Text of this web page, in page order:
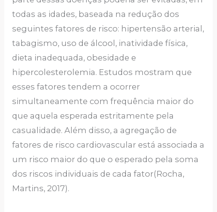
todas as idades, baseada na redução dos
seguintes fatores de risco: hipertensão arterial,
tabagismo, uso de álcool, inatividade física,
dieta inadequada, obesidade e
hipercolesterolemia. Estudos mostram que
esses fatores tendem a ocorrer
simultaneamente com frequência maior do
que aquela esperada estritamente pela
casualidade. Além disso, a agregação de
fatores de risco cardiovascular está associada a
um risco maior do que o esperado pela soma
dos riscos individuais de cada fator(Rocha,
Martins, 2017).